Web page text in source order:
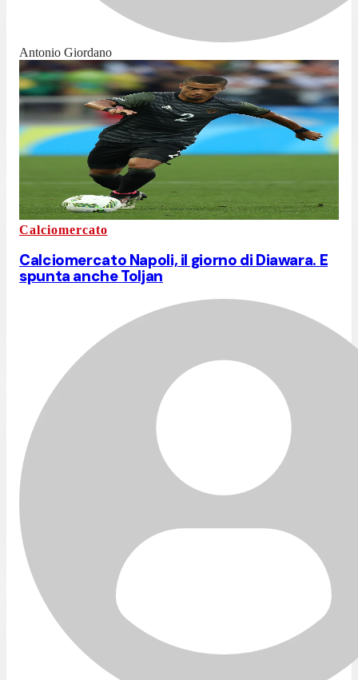
Antonio Giordano
Calciomercato
Calciomercato Napoli, il giorno di Diawara. E
spunta anche Toljan